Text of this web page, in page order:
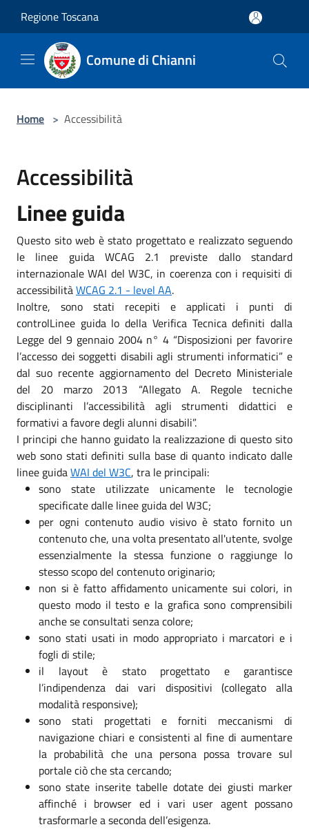
Regione Toscana
Comune di Chianni
Home > Accessibilità
Accessibilità
Linee guida
Questo sito web è stato progettato e realizzato seguendo
le linee guida WCAG 2.1 previste dallo standard
internazionale WAI del W3C, in coerenza con i requisiti di
accessibilitàWCAG 2.1 - level AA.
Inoltre, sono stati recepiti e applicati i punti di
controlLinee guida lo della Verifica Tecnica definiti dalla
Legge del 9 gennaio 2004 n° 4 “Disposizioni per favorire
l’accesso dei soggetti disabili agli strumenti informatici” e
dal suo recente aggiornamento del Decreto Ministeriale
del 20 marzo 2013 “Allegato A. Regole tecniche
disciplinanti l’accessibilità agli strumenti didattici e
formativi a favore degli alunni disabili”.
I principi che hanno guidato la realizzazione di questo sito
web sono stati definiti sulla base di quanto indicato dalle
linee guidaWAI del W3C, tra le principali:
sono state utilizzate unicamente le tecnologie
specificate dalle linee guida del W3C;
per ogni contenuto audio visivo è stato fornito un
contenuto che, una volta presentato all'utente, svolge
essenzialmente la stessa funzione o raggiunge lo
stesso scopo del contenuto originario;
non si è fatto affidamento unicamente sui colori, in
questo modo il testo e la grafica sono comprensibili
anche se consultati senza colore;
sono stati usati in modo appropriato i marcatori e i
fogli di stile;
il layout è stato progettato e garantisce
l’indipendenza dai vari dispositivi (collegato alla
modalità responsive);
sono stati progettati e forniti meccanismi di
navigazione chiari e consistenti al fine di aumentare
la probabilità che una persona possa trovare sul
portale ciò che sta cercando;
sono state inserite tabelle dotate dei giusti marker
affinché i browser ed i vari user agent possano
trasformarle a seconda dell’esigenza.